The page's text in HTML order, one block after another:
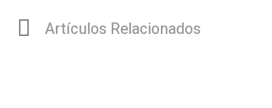
Artículos Relacionados